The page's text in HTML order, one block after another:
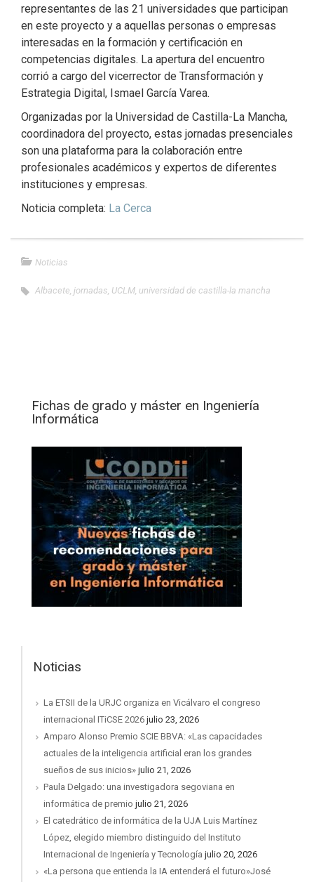
representantes de las 21 universidades que participan
en este proyecto y a aquellas personas o empresas
interesadas en la formación y certificación en
competencias digitales. La apertura del encuentro
corrió a cargo del vicerrector de Transformación y
Estrategia Digital, Ismael García Varea.
Organizadas por la Universidad de Castilla-La Mancha,
coordinadora del proyecto, estas jornadas presenciales
son una plataforma para la colaboración entre
profesionales académicos y expertos de diferentes
instituciones y empresas.
Noticia completa: La Cerca
Noticias
Albacete, jornadas, UCLM, universidad de castilla-la mancha
Fichas de grado y máster en Ingeniería
Informática
Noticias
La ETSII de la URJC organiza en Vicálvaro el congreso
internacional ITiCSE 2026 julio 23, 2026
Amparo Alonso Premio SCIE BBVA: «Las capacidades
actuales de la inteligencia artificial eran los grandes
sueños de sus inicios» julio 21, 2026
Paula Delgado: una investigadora segoviana en
informática de premio julio 21, 2026
El catedrático de informática de la UJA Luis Martínez
López, elegido miembro distinguido del Instituto
Internacional de Ingeniería y Tecnología julio 20, 2026
«La persona que entienda la IA entenderá el futuro»José